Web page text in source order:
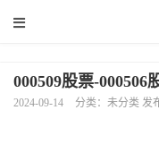
000509股票-000506
2024-09-14 分类：未分类 发